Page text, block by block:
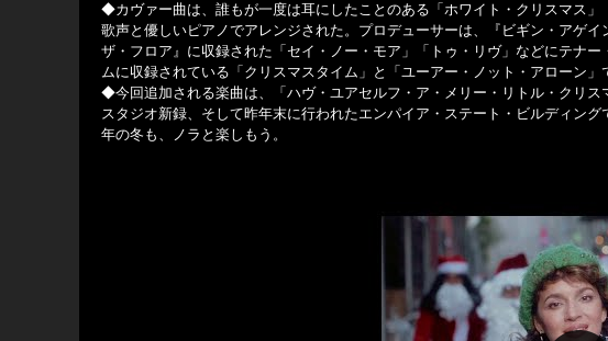
◆カヴァー曲は、誰もが一度は耳にしたことのある「ホワイト・クリスマス
歌声と優しいピアノでアレンジされた。プロデューサーは、『ビギン・アゲ
ザ・フロア』に収録された「セイ・ノー・モア」「トゥ・リヴ」などにテナ
ムに収録されている「クリスマスタイム」と「ユーアー・ノット・アローン」
◆今回追加される楽曲は、「ハヴ・ユアセルフ・ア・メリー・リトル・クリ
スタジオ新録、そして昨年末に行われたエンパイア・ステート・ビルディン
年の冬も、ノラと楽しもう。